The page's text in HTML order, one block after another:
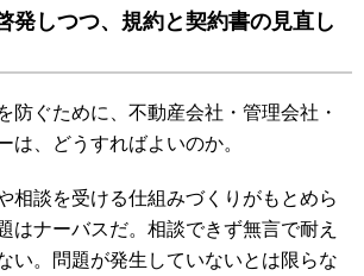
発しつつ、規約と契約書の見直し
防ぐために、不動産会社・管理会社・
は、どうすればよいのか。
相談を受ける仕組みづくりがもとめら
はナーバスだ。相談できず無言で耐え
い。問題が発生していないとは限らな